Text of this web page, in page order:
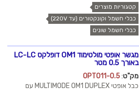
קטגוריות מוצרים
כבלי חשמל וקונקטורים (עד 220V)
כבלי חשמל שונים
מגשר אופטי מולטימוד OM1 דופלקס LC-LC
באורך 0.5 מטר
מק"ט:
OPT011-0.5
כבל אופטי MULTIMODE OM1 DUPLEX עם